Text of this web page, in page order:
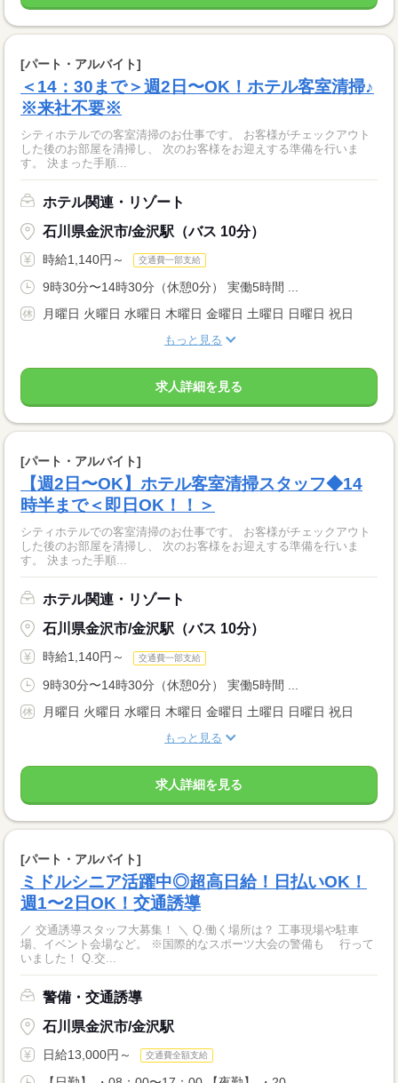
[パート・アルバイト]
＜14：30まで＞週2日〜OK！ホテル客室清掃♪
※来社不要※
シティホテルでの客室清掃のお仕事です。 お客様がチェックアウト
した後のお部屋を清掃し、 次のお客様をお迎えする準備を行いま
す。 決まった手順...
ホテル関連・リゾート
石川県金沢市/金沢駅（バス 10分）
時給1,140円～ 交通費一部支給
9時30分〜14時30分（休憩0分） 実働5時間 ...
月曜日 火曜日 水曜日 木曜日 金曜日 土曜日 日曜日 祝日
もっと見る
求人詳細を見る
[パート・アルバイト]
【週2日〜OK】ホテル客室清掃スタッフ◆14
時半まで＜即日OK！！＞
シティホテルでの客室清掃のお仕事です。 お客様がチェックアウト
した後のお部屋を清掃し、 次のお客様をお迎えする準備を行いま
す。 決まった手順...
ホテル関連・リゾート
石川県金沢市/金沢駅（バス 10分）
時給1,140円～ 交通費一部支給
9時30分〜14時30分（休憩0分） 実働5時間 ...
月曜日 火曜日 水曜日 木曜日 金曜日 土曜日 日曜日 祝日
もっと見る
求人詳細を見る
[パート・アルバイト]
ミドルシニア活躍中◎超高日給！日払いOK！
週1〜2日OK！交通誘導
／ 交通誘導スタッフ大募集！ ＼ Q.働く場所は？ 工事現場や駐車
場、イベント会場など。 ※国際的なスポーツ大会の警備も 行って
いました！ Q.交...
警備・交通誘導
石川県金沢市/金沢駅
日給13,000円～ 交通費全額支給